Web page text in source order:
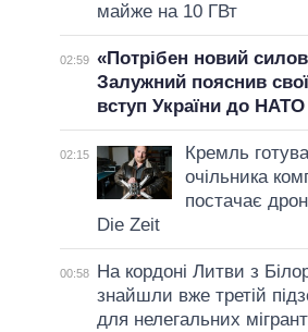
майже на 10 ГВт
02:59 «Потрібен новий
Залужний пояснив
вступ України до НАТО
02:15
Кремль
очільника
постачає
Die Zeit
00:58
На кордоні Литви з
знайшли вже третій
для нелегальних